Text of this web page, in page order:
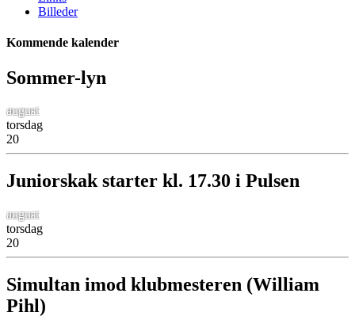
Billeder
Kommende kalender
Sommer-lyn
august
torsdag
20
Juniorskak starter kl. 17.30 i Pulsen
august
torsdag
20
Simultan imod klubmesteren (William
Pihl)